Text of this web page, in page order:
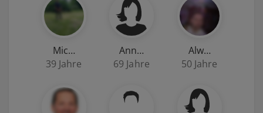
Mic…
39 Jahre
Ann…
69 Jahre
Alw…
50 Jahre